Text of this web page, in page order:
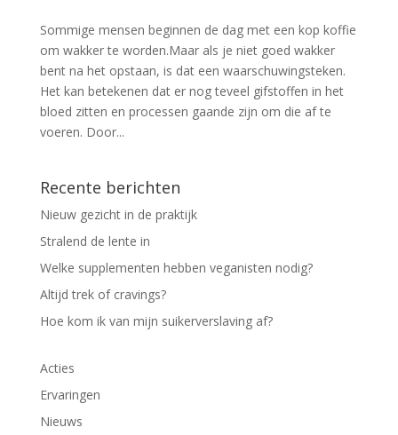
Sommige mensen beginnen de dag met een kop koffie
om wakker te worden.Maar als je niet goed wakker
bent na het opstaan, is dat een waarschuwingsteken.
Het kan betekenen dat er nog teveel gifstoffen in het
bloed zitten en processen gaande zijn om die af te
voeren. Door...
Recente berichten
Nieuw gezicht in de praktijk
Stralend de lente in
Welke supplementen hebben veganisten nodig?
Altijd trek of cravings?
Hoe kom ik van mijn suikerverslaving af?
Acties
Ervaringen
Nieuws